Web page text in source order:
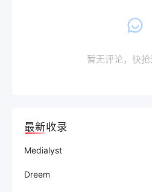
暂无评论，快
最新收录
Medialyst
Dreem